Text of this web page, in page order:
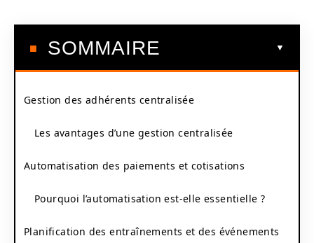
SOMMAIRE
Gestion des adhérents centralisée
Les avantages d’une gestion centralisée
Automatisation des paiements et cotisations
Pourquoi l’automatisation est-elle essentielle ?
Planification des entraînements et des événements